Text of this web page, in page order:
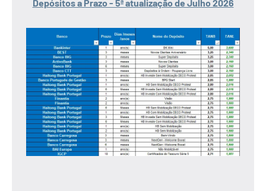
Depósitos a Prazo - 5ª atualização de Julho 2026